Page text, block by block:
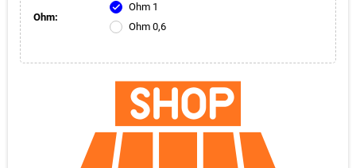
Ohm:
check
Ohm 1
Ohm 0,6